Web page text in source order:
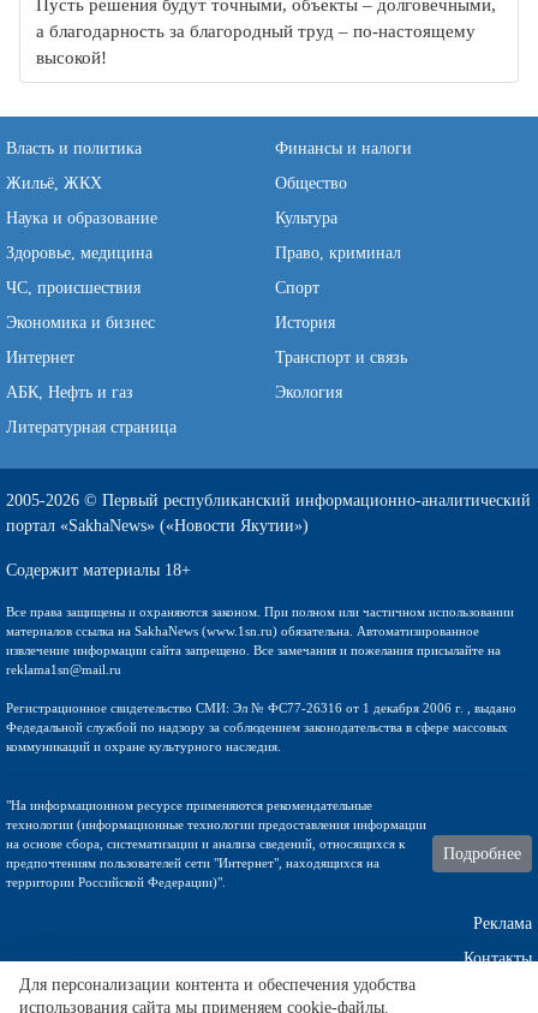
Пусть решения будут точными, объекты – долговечными,
а благодарность за благородный труд – по-настоящему
высокой!
Власть и политика
Финансы и налоги
Жильё, ЖКХ
Общество
Наука и образование
Культура
Здоровье, медицина
Право, криминал
ЧС, происшествия
Спорт
Экономика и бизнес
История
Интернет
Транспорт и связь
АБК, Нефть и газ
Экология
Литературная страница
2005-2026 © Первый республиканский информационно-аналитический
портал «SakhaNews» («Новости Якутии»)
Содержит материалы 18+
Все права защищены и охраняются законом. При полном или частичном использовании
материалов ссылка на SakhaNews (www.1sn.ru) обязательна. Автоматизированное
извлечение информации сайта запрещено. Все замечания и пожелания присылайте на
reklama1sn@mail.ru
Регистрационное свидетельство СМИ: Эл № ФС77-26316 от 1 декабря 2006 г. , выдано
Федедальной службой по надзору за соблюдением законодательства в сфере массовых
коммуникаций и охране культурного наследия.
"На информационном ресурсе применяются рекомендательные
технологии (информационные технологии предоставления информации
на основе сбора, систематизации и анализа сведений, относящихся к
предпочтениям пользователей сети "Интернет", находящихся на
территории Российской Федерации)".
Подробнее
Реклама
Контакты
Техническа поддержка
Для персонализации контента и обеспечения удобства
использования сайта мы применяем cookie-файлы.